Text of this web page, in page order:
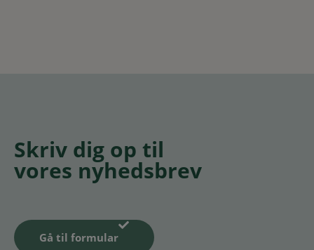
Skriv dig op til
vores nyhedsbrev
Gå til formular